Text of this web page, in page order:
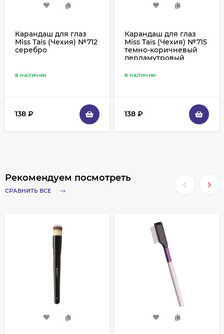
Карандаш для глаз
Miss Tais (Чехия) №712
серебро
В НАЛИЧИИ
138 ₽
Карандаш для глаз
Miss Tais (Чехия) №715
темно-коричневый
перламутровый
В НАЛИЧИИ
138 ₽
Рекомендуем посмотреть
СРАВНИТЬ ВСЕ